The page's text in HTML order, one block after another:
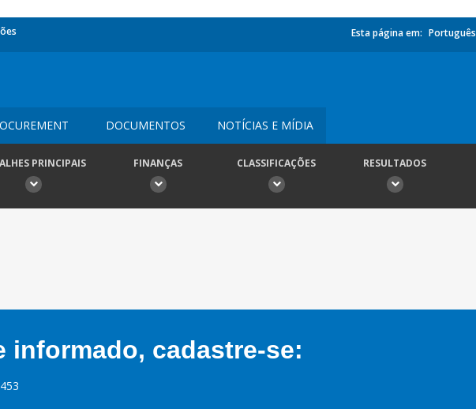
Esta página em: Português
DOCUMENTOS NOTÍCIAS E MÍDIA
PRINCIPAIS FINANÇAS CLASSIFICAÇÕES RESULTADOS
informado, cadastre-se: